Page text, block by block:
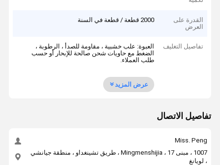
القدرة على
العرض
2000 قطعة / قطعة في السنة
تفاصيل التغليف
العبوة: علب خشبية ، مقاومة للصدأ ، الرطوبة ،
الضغط مع حاويات شحن صالحة للإبحار أو حسب
طلب العملاء.
عرض المزيد
تفاصيل الاتصال
Miss. Peng
1007 ، مبنى 17 ، Mingmenshijia ، طريق تشينغداو ، منطقة جيانشي
، لويانغ